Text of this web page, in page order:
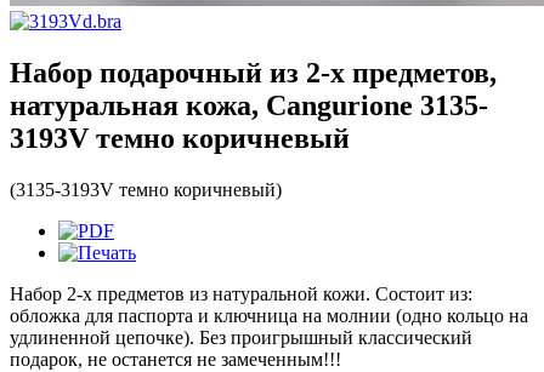
Набор подарочный из 2-х предметов,
натуральная кожа, Cangurione 3135-
3193V темно коричневый
(3135-3193V темно коричневый)
Набор 2-х предметов из натуральной кожи. Состоит из:
обложка для паспорта и ключница на молнии (одно кольцо на
удлиненной цепочке). Без проигрышный классический
подарок, не останется не замеченным!!!